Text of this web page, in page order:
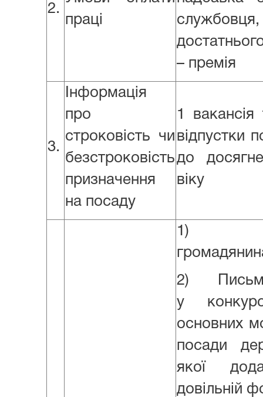
2.
праці
– премія
3.
Інформація
про
строковість чи
безстроковість
призначення
на посаду
1
відпустки
до
віку
1)
2)
у
основних
посади
якої
довільній